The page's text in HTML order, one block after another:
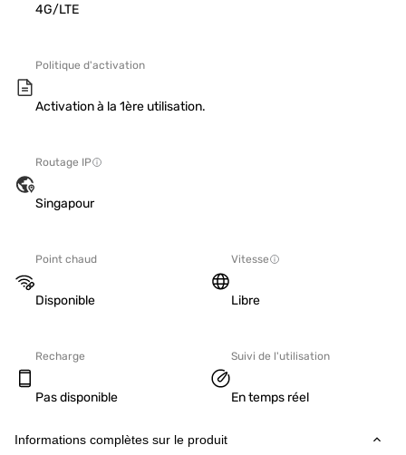
4G/LTE
Politique d'activation
Activation à la 1ère utilisation.
Routage IP
Singapour
Point chaud
Disponible
Vitesse
Libre
Recharge
Pas disponible
Suivi de l'utilisation
En temps réel
Informations complètes sur le produit